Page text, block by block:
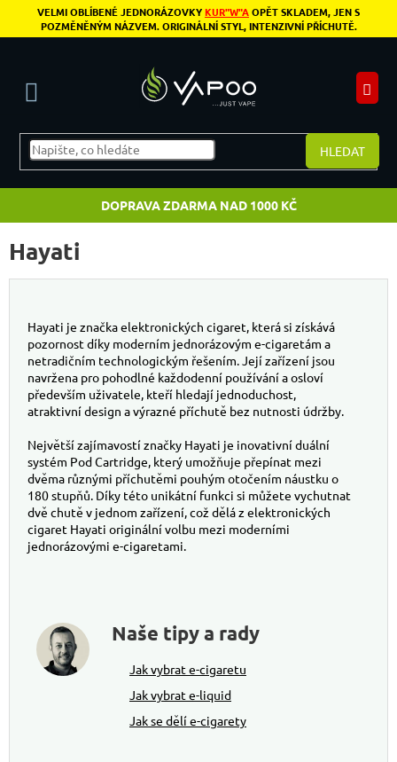
Přejít na obsah
VELMI OBLÍBENÉ JEDNORÁZOVKYKUR"W"AOPĚT SKLADEM, JEN S
POZMĚNĚNÝM NÁZVEM. ORIGINÁLNÍ STYL, INTENZIVNÍ PŘÍCHUTĚ.
HLEDAT
DOPRAVA ZDARMA NAD 1000 KČ
Hayati
Hayati je značka elektronických cigaret, která si získává
pozornost díky moderním jednorázovým e-cigaretám a
netradičním technologickým řešením. Její zařízení jsou
navržena pro pohodlné každodenní používání a osloví
především uživatele, kteří hledají jednoduchost,
atraktivní design a výrazné příchutě bez nutnosti údržby.
Největší zajímavostí značky Hayati je inovativní duální
systém Pod Cartridge, který umožňuje přepínat mezi
dvěma různými příchutěmi pouhým otočením náustku o
180 stupňů. Díky této unikátní funkci si můžete vychutnat
dvě chutě v jednom zařízení, což dělá z elektronických
cigaret Hayati originální volbu mezi moderními
jednorázovými e-cigaretami.
Naše tipy a rady
Jak vybrat e-cigaretu
Jak vybrat e-liquid
Jak se dělí e-cigarety